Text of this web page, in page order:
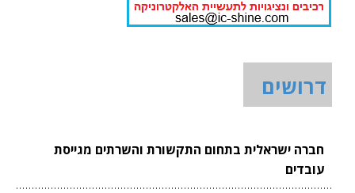
דרושים
חברה ישראלית בתחום התקשורת והשרתים מגייסת
עובדים